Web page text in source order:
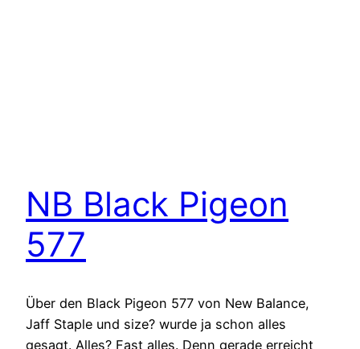
NB Black Pigeon
577
Über den Black Pigeon 577 von New Balance,
Jaff Staple und size? wurde ja schon alles
gesagt. Alles? Fast alles. Denn gerade erreicht